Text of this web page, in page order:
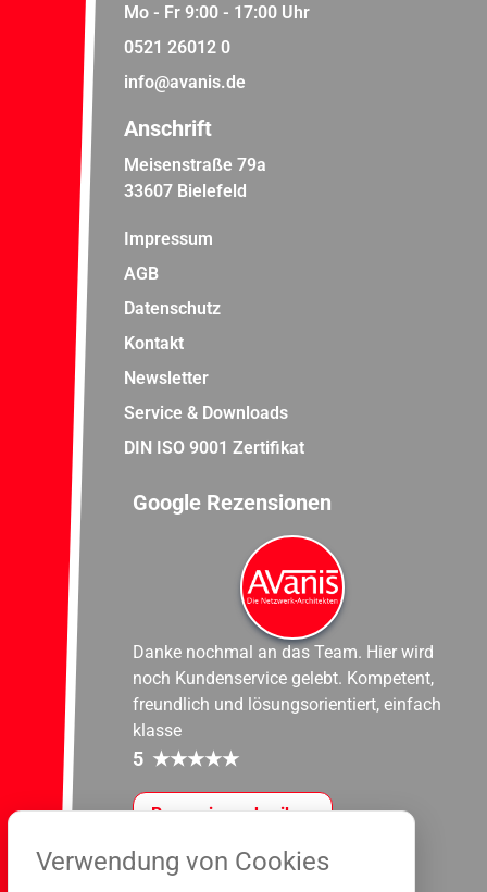
Mo - Fr 9:00 - 17:00 Uhr
0521 26012 0
info@avanis.de
Anschrift
Meisenstraße 79a
33607 Bielefeld
Impressum
AGB
Datenschutz
Kontakt
Newsletter
Service & Downloads
DIN ISO 9001 Zertifikat
Google Rezensionen
Danke nochmal an das Team. Hier wird
noch Kundenservice gelebt. Kompetent,
freundlich und lösungsorientiert, einfach
klasse
5 ★★★★★
Rezension schreiben
Verwendung von Cookies